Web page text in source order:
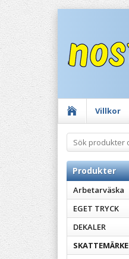
Villkor
Produkter
Arbetarväska
EGET TRYCK
DEKALER
SKATTEMÄRKE